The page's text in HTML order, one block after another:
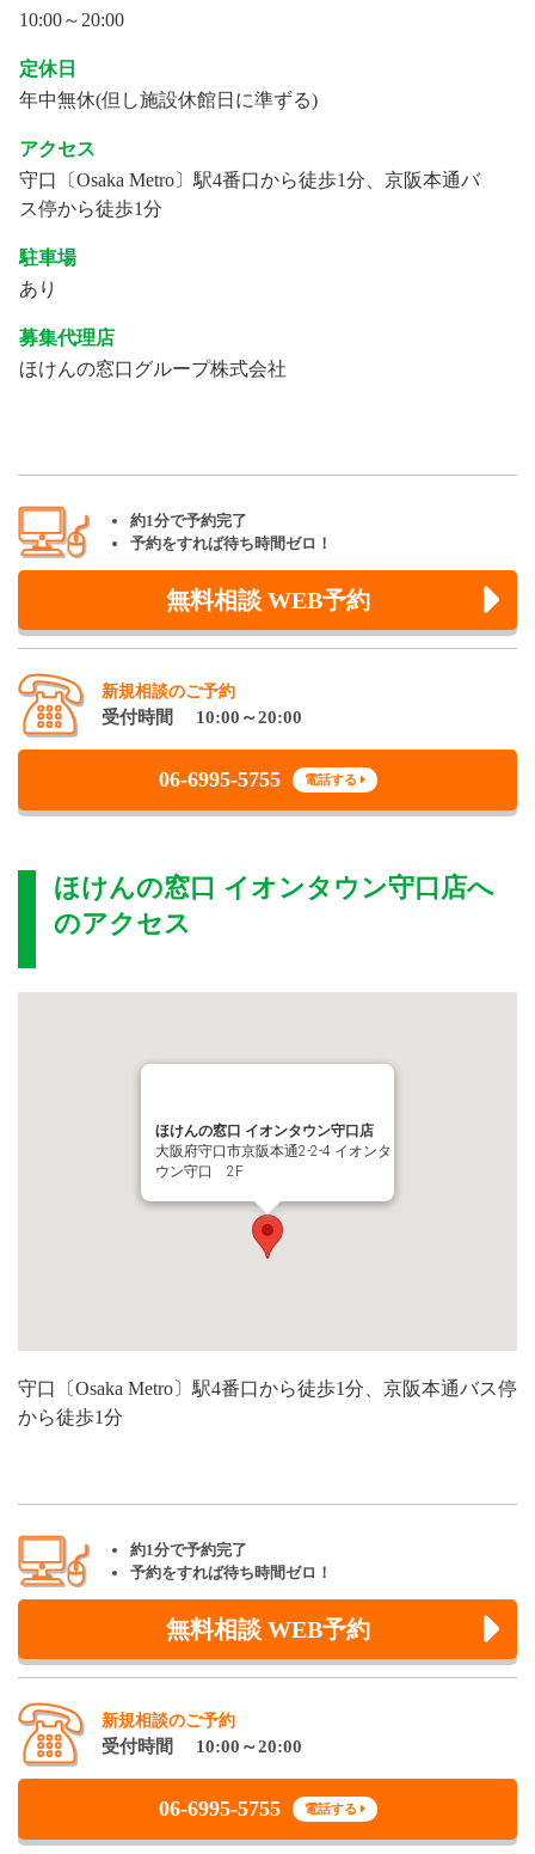
10:00～20:00
定休日
年中無休(但し施設休館日に準ずる)
アクセス
守口〔Osaka Metro〕駅4番口から徒歩1分、京阪本通バ
ス停から徒歩1分
駐車場
あり
募集代理店
ほけんの窓口グループ株式会社
約1分で予約完了
予約をすれば待ち時間ゼロ！
無料相談 WEB予約
新規相談のご予約
受付時間 10:00～20:00
06-6995-5755 電話する
ほけんの窓口 イオンタウン守口店へ
のアクセス
ほけんの窓口 イオンタウン守口店
大阪府守口市京阪本通2-2-4 イオンタ
ウン守口 2F
守口〔Osaka Metro〕駅4番口から徒歩1分、京阪本通バス停
から徒歩1分
約1分で予約完了
予約をすれば待ち時間ゼロ！
無料相談 WEB予約
新規相談のご予約
受付時間 10:00～20:00
06-6995-5755 電話する